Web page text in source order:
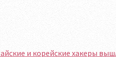
и корейские хакеры